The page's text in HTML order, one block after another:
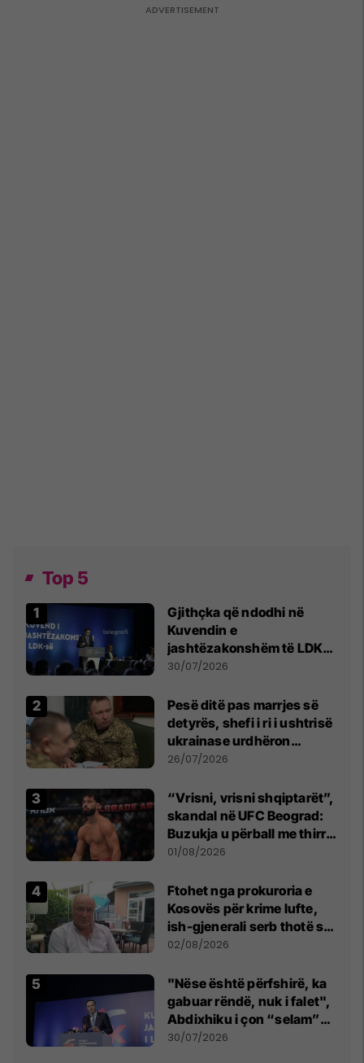
Top 5
Gjithçka që ndodhi në
Kuvendin e
jashtëzakonshëm të LDK-
së
30/07/2026
Pesë ditë pas marrjes së
detyrës, shefi i ri i ushtrisë
ukrainase urdhëron
kontroll të madh
26/07/2026
“Vrisni, vrisni shqiptarët”,
skandal në UFC Beograd:
Buzukja u përball me thirrje
anti-shqiptare nga
01/08/2026
Ftohet nga prokuroria e
Kosovës për krime lufte,
ish-gjenerali serb thotë se
dikush e tradhtoi në
02/08/2026
"Nëse është përfshirë, ka
gabuar rëndë, nuk i falet",
Abdixhiku i çon “selam”
Përparim Ramës
30/07/2026